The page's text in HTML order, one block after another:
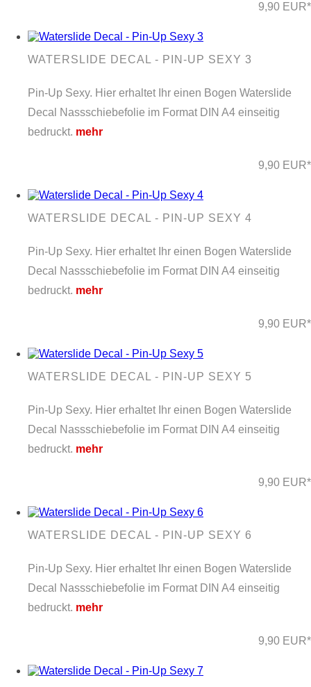
9,90 EUR*
WATERSLIDE DECAL - PIN-UP SEXY 3
Pin-Up Sexy. Hier erhaltet Ihr einen Bogen Waterslide
Decal Nassschiebefolie im Format DIN A4 einseitig
bedruckt. mehr
9,90 EUR*
WATERSLIDE DECAL - PIN-UP SEXY 4
Pin-Up Sexy. Hier erhaltet Ihr einen Bogen Waterslide
Decal Nassschiebefolie im Format DIN A4 einseitig
bedruckt. mehr
9,90 EUR*
WATERSLIDE DECAL - PIN-UP SEXY 5
Pin-Up Sexy. Hier erhaltet Ihr einen Bogen Waterslide
Decal Nassschiebefolie im Format DIN A4 einseitig
bedruckt. mehr
9,90 EUR*
WATERSLIDE DECAL - PIN-UP SEXY 6
Pin-Up Sexy. Hier erhaltet Ihr einen Bogen Waterslide
Decal Nassschiebefolie im Format DIN A4 einseitig
bedruckt. mehr
9,90 EUR*